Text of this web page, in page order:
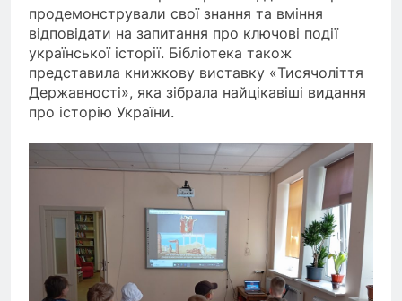
продемонстрували свої знання та вміння
відповідати на запитання про ключові події
української історії. Бібліотека також
представила книжкову виставку «Тисячоліття
Державності», яка зібрала найцікавіші видання
про історію України.